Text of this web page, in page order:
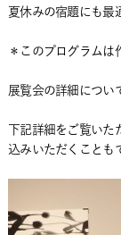
夏休みの宿題にも最
＊このプログラムは
展覧会の詳細につい
下記詳細をご覧いた
込みいただくことも